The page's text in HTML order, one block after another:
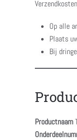
Op alle
Plaats
Bij
Productnaam